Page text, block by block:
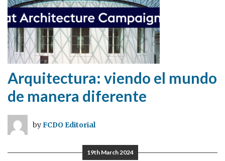
Arquitectura: viendo el mundo
de manera diferente
byFCDO Editorial
19th March 2024